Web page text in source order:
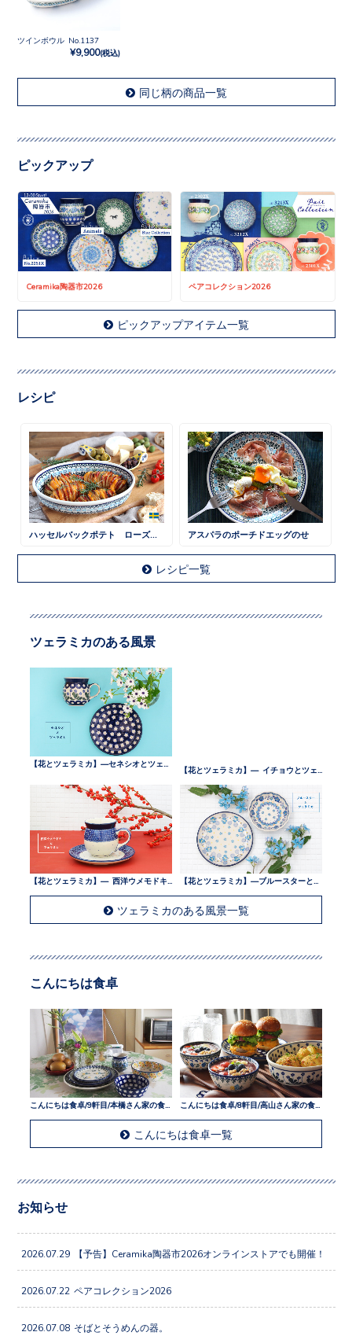
ツインボウル No.1137
¥9,900(税込)
同じ柄の商品一覧
ピックアップ
Ceramika陶器市2026 ペアコレクション2026
ピックアップアイテム一覧
レシピ
ハッセルバックポテト ローズマリー風味 アスパラのポーチドエッグのせ
レシピ一覧
ツェラミカのある風景
ツェラミカのある風景一覧
こんにちは食卓
こんにちは食卓/9軒目/本橋さん家の食卓
こんにちは食卓一覧
お知らせ
2026.07.29 【予告】Ceramika陶器市2026オンラインストアでも開催！
2026.07.22 ペアコレクション2026
2026.07.08 そばとそうめんの器。